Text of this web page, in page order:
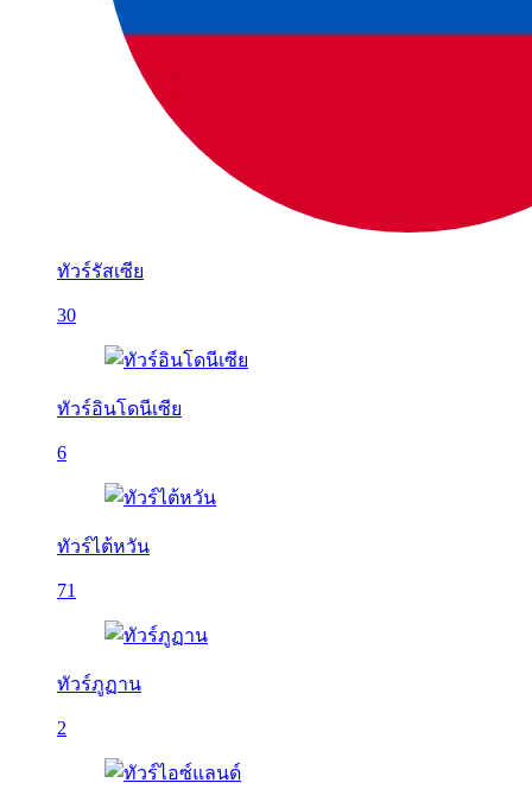
ทัวร์รัสเซีย
30
ทัวร์อินโดนีเซีย
6
ทัวร์ไต้หวัน
71
ทัวร์ภูฏาน
2